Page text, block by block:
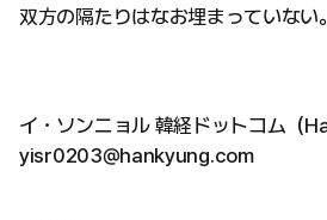
双方の隔たりはなお埋まっていない。
イ・ソンニョル 韓経ドットコム（
yisr0203@hankyung.com